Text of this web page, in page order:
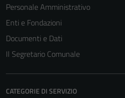
Personale Amministrativo
Enti e Fondazioni
Documenti e Dati
Il Segretario Comunale
CATEGORIE DI SERVIZIO